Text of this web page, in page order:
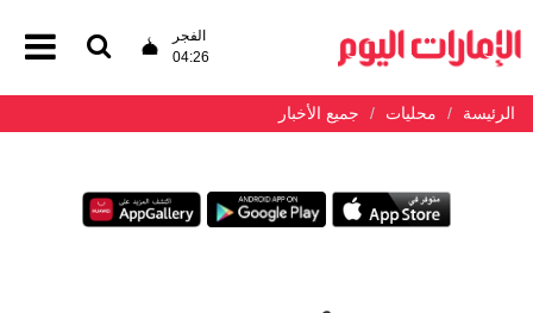
الفجر
04:26
الرئيسة محليات جميع الأخبار